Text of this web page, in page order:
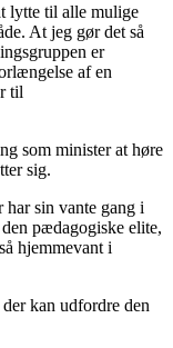
lytte til alle mulige
At jeg gør det så
er
af en
til
som minister at høre
sig.
har sin vante gang i
pædagogiske elite,
hjemmevant i
kan udfordre den